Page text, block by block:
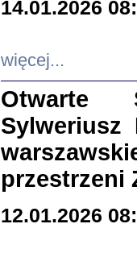
14.01.2026
więcej...
Otwarte
Sylweriusz
przestrzeni
12.01.2026